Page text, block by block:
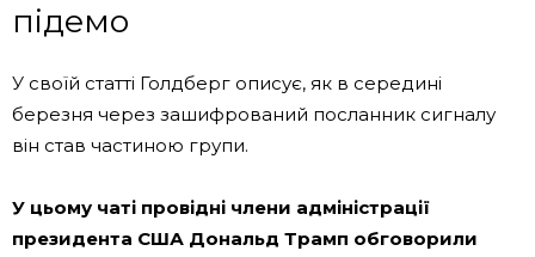
підемо
У своїй статті Голдберг описує, як в середині
березня через зашифрований посланник сигналу
він став частиною групи.
У цьому чаті провідні члени адміністрації
президента США Дональд Трамп обговорили